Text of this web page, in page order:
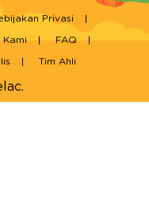
Privasi
Kami FAQ
Tim Ahli